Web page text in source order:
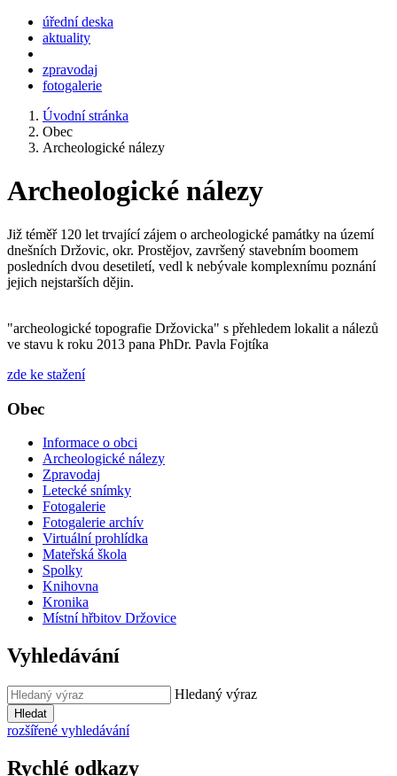
úřední deska
aktuality
zpravodaj
fotogalerie
Úvodní stránka
Obec
Archeologické nálezy
Archeologické nálezy
Již téměř 120 let trvající zájem o archeologické památky na území
dnešních Držovic, okr. Prostějov, završený stavebním boomem
posledních dvou desetiletí, vedl k nebývale komplexnímu poznání
jejich nejstarších dějin.
"archeologické topografie Držovicka" s přehledem lokalit a nálezů
ve stavu k roku 2013 pana PhDr. Pavla Fojtíka
zde ke stažení
Obec
Informace o obci
Archeologické nálezy
Zpravodaj
Letecké snímky
Fotogalerie
Fotogalerie archív
Virtuální prohlídka
Mateřská škola
Spolky
Knihovna
Kronika
Místní hřbitov Držovice
Vyhledávání
Hledaný výraz
Hledat
rozšířené vyhledávání
Rychlé odkazy